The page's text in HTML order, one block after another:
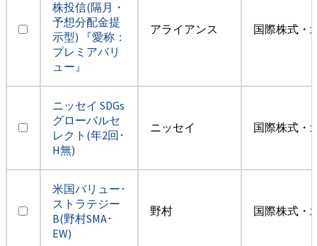
株投信(隔月・
予想分配金提
示型) 『愛称：
プレミアバリ
ュー』
アライアンス 国際株式・
ニッセイ SDGs
グローバルセ
レクト(年2回･
H無)
ニッセイ 国際株式・
米国バリュー･
ストラテジー
B(野村SMA･
EW)
野村 国際株式・